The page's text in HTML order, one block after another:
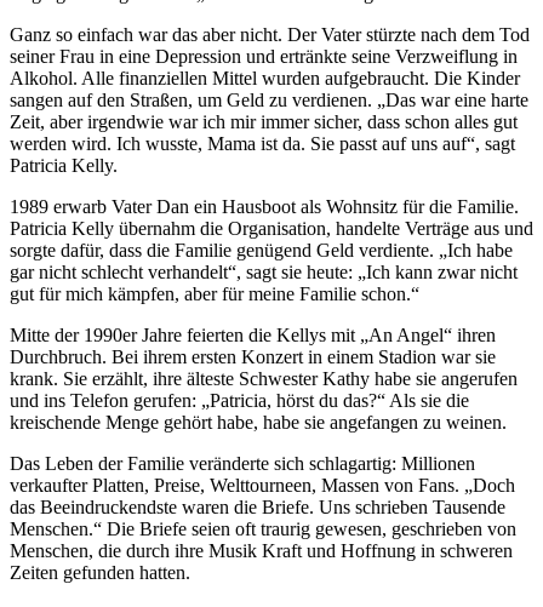
Ganz so einfach war das aber nicht. Der Vater stürzte nach dem Tod
seiner Frau in eine Depression und ertränkte seine Verzweiflung in
Alkohol. Alle finanziellen Mittel wurden aufgebraucht. Die Kinder
sangen auf den Straßen, um Geld zu verdienen. „Das war eine harte
Zeit, aber irgendwie war ich mir immer sicher, dass schon alles gut
werden wird. Ich wusste, Mama ist da. Sie passt auf uns auf“, sagt
Patricia Kelly.
1989 erwarb Vater Dan ein Hausboot als Wohnsitz für die Familie.
Patricia Kelly übernahm die Organisation, handelte Verträge aus und
sorgte dafür, dass die Familie genügend Geld verdiente. „Ich habe
gar nicht schlecht verhandelt“, sagt sie heute: „Ich kann zwar nicht
gut für mich kämpfen, aber für meine Familie schon.“
Mitte der 1990er Jahre feierten die Kellys mit „An Angel“ ihren
Durchbruch. Bei ihrem ersten Konzert in einem Stadion war sie
krank. Sie erzählt, ihre älteste Schwester Kathy habe sie angerufen
und ins Telefon gerufen: „Patricia, hörst du das?“ Als sie die
kreischende Menge gehört habe, habe sie angefangen zu weinen.
Das Leben der Familie veränderte sich schlagartig: Millionen
verkaufter Platten, Preise, Welttourneen, Massen von Fans. „Doch
das Beeindruckendste waren die Briefe. Uns schrieben Tausende
Menschen.“ Die Briefe seien oft traurig gewesen, geschrieben von
Menschen, die durch ihre Musik Kraft und Hoffnung in schweren
Zeiten gefunden hatten.